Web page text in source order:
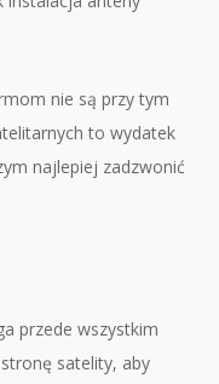
nie są przy tym
to wydatek
najlepiej zadzwonić
przede wszystkim
satelity, aby